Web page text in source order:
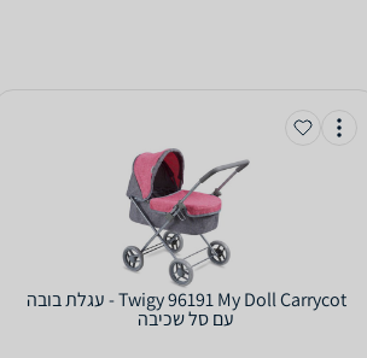
Twigy 96191 My Doll Carrycot - עגלת בובה
עם סל שכיבה